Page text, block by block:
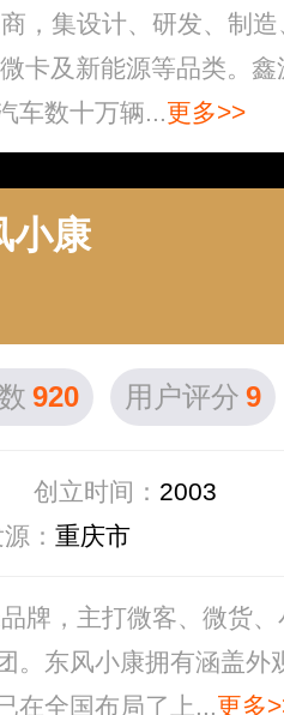
，集设计、研发、制
卡及新能源等品类。
车数十万辆...更多>>
小康
920 用户评分 9
创立时间： 2003
： 重庆市
牌，主打微客、微货
。东风小康拥有涵盖外
在全国布局了上...更多